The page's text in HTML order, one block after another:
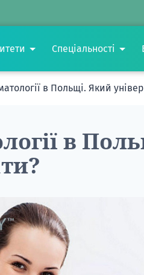
Спеціальності
в Польщі. Який
в